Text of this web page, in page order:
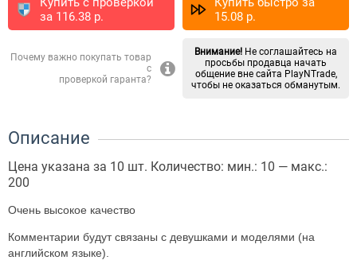
за 116.38 p.
15.08 p.
Почему важно покупать товар
с
проверкой гаранта?
Внимание! Не соглашайтесь на
просьбы продавца начать
общение вне сайта PlayNTrade,
чтобы не оказаться обманутым.
Описание
Цена указана за 10 шт. Количество: мин.: 10 — макс.:
200
Очень высокое качество
Комментарии будут связаны с девушками и моделями (на
английском языке)